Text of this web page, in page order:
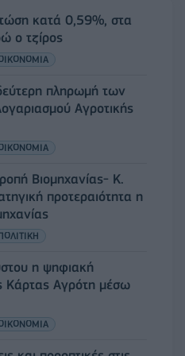
κατά 0,59%, στα
ο τζίρος
πληρωμή των
Αγροτικής
Βιομηχανίας- Κ.
προτεραιότητα η
η ψηφιακή
Κάρτας Αγρότη μέσω